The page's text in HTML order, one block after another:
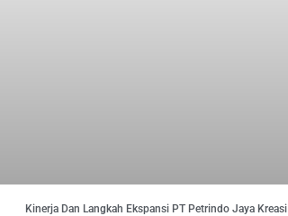
Kinerja Dan Langkah Ekspansi PT Petrindo Jaya Kreasi